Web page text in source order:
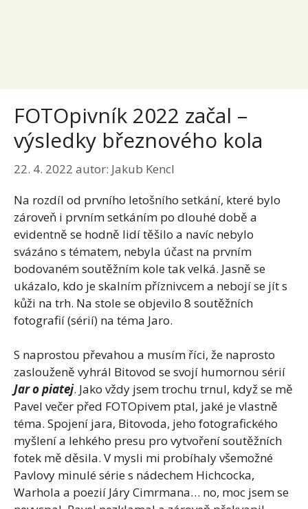
FOTOpivník 2022 začal –
výsledky březnového kola
22. 4. 2022 autor: Jakub Kencl
Na rozdíl od prvního letošního setkání, které bylo
zároveň i prvním setkáním po dlouhé době a
evidentně se hodně lidí těšilo a navíc nebylo
svázáno s tématem, nebyla účast na prvním
bodovaném soutěžním kole tak velká. Jasně se
ukázalo, kdo je skalním příznivcem a nebojí se jít s
kůži na trh. Na stole se objevilo 8 soutěžních
fotografií (sérií) na téma Jaro.
S naprostou převahou a musím říci, že naprosto
zaslouženě vyhrál Bitovod se svojí humornou sérií
Jar o piatej. Jako vždy jsem trochu trnul, když se mě
Pavel večer před FOTOpivem ptal, jaké je vlastně
téma. Spojení jara, Bitovoda, jeho fotografického
myšlení a lehkého presu pro vytvoření soutěžních
fotek mě děsila. V mysli mi probíhaly všemožné
Pavlovy minulé série s nádechem Hichcocka,
Warhola a poezií Járy Cimrmana… no, moc jsem se